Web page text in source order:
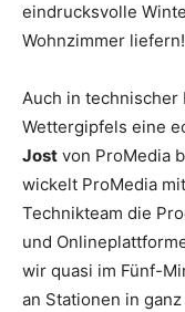
eindrucksvolle
Wohnzimmer
Auch in technischer
Wettergipfels eine
Jost von ProMedia
wickelt ProMedia
Technikteam die
und
wir quasi im Fünf-
an Stationen in